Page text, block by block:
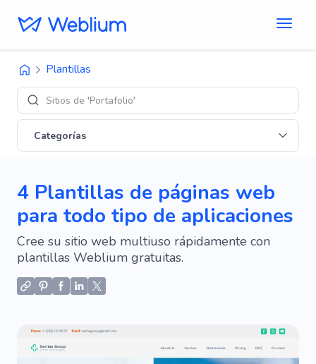
Plantillas
Sitios de 'Portafolio'
Categorías
4 Plantillas de páginas web
para todo tipo de aplicaciones
Cree su sitio web multiuso rápidamente con
plantillas Weblium gratuitas.